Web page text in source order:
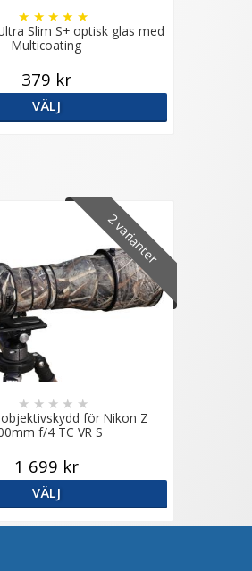
Slim S+ optisk glas med
Multicoating
★ ★ ★ ★ ★
379 kr
VÄLJ
2 varianter
för Nikon Z
f/4 TC VR S
★ ★ ★ ★ ★
1 699 kr
VÄLJ